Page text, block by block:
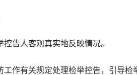
告人客观真实地反映情况。
有关规定处理检举控告，引导检